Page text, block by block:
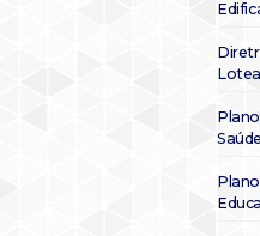
Saúde